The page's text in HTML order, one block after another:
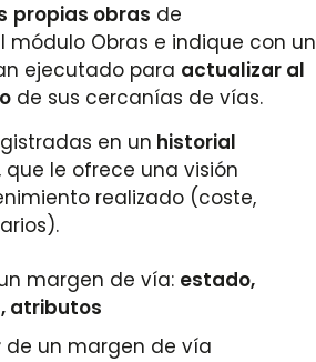
propias obras de
Obras e indique con un
ejecutado para actualizar al
de sus cercanías de vías.
en un historial
que le ofrece una visión
realizado (coste,
margen de vía: estado,
atributos
de un margen de vía